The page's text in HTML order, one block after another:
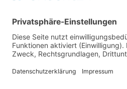
© Stadtmühle Waldenbuch
Alle Preise inkl. der gesetzlichen